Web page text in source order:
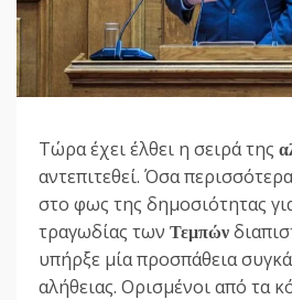
Τώρα έχει έλθει η σειρά της
αντεπιτεθεί. Όσα
στο φως της δημοσιότητας
τραγωδίας των Τεμπών
υπήρξε μία προσπάθεια
αλήθειας. Ορισμένοι από τα